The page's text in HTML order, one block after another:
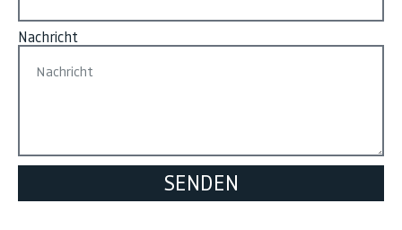
Nachricht
SENDEN